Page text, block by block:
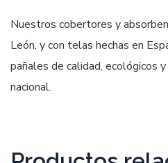
Nuestros cobertores y
León, y con telas hechas en
pañales de calidad, ecológicos
nacional.